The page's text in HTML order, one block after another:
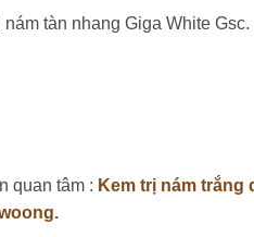
tàn nhang Giga White Gsc.
quan tâm : Kem trị nám trắng